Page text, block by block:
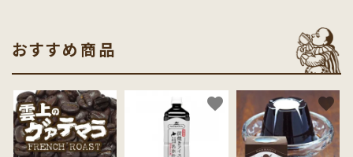
おすすめ商品
favorite favorite favorite